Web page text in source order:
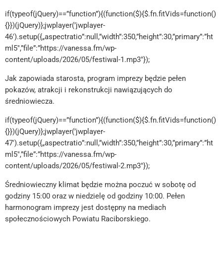
if(typeof(jQuery)==”function”){(function($){$.fn.fitVids=function()
{}})(jQuery)};jwplayer(’jwplayer-
46′).setup({„aspectratio”:null,”width”:350,”height”:30,”primary”:”ht
ml5″,”file”:”https://vanessa.fm/wp-
content/uploads/2026/05/festiwal-1.mp3″});
Jak zapowiada starosta, program imprezy będzie pełen
pokazów, atrakcji i rekonstrukcji nawiązujących do
średniowiecza.
if(typeof(jQuery)==”function”){(function($){$.fn.fitVids=function()
{}})(jQuery)};jwplayer(’jwplayer-
47′).setup({„aspectratio”:null,”width”:350,”height”:30,”primary”:”ht
ml5″,”file”:”https://vanessa.fm/wp-
content/uploads/2026/05/festiwal-2.mp3″});
Średniowieczny klimat będzie można poczuć w sobotę od
godziny 15:00 oraz w niedzielę od godziny 10:00. Pełen
harmonogram imprezy jest dostępny na mediach
społecznościowych Powiatu Raciborskiego.